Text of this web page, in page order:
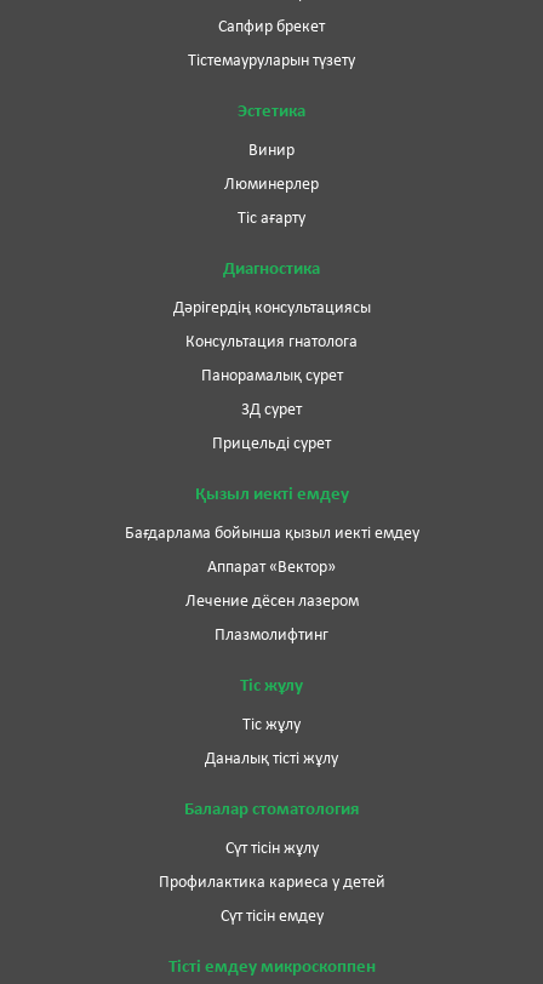
Сапфир брекет
Тістемауруларын түзету
Эстетика
Винир
Люминерлер
Тіс ағарту
Диагностика
Дәрігердің консультациясы
Консультация гнатолога
Панорамалық сурет
3Д сурет
Прицельді сурет
Қызыл иекті емдеу
Бағдарлама бойынша қызыл иекті емдеу
Аппарат «Вектор»
Лечение дёсен лазером
Плазмолифтинг
Тіс жұлу
Тіс жұлу
Даналық тісті жұлу
Балалар стоматология
Сүт тісін жұлу
Профилактика кариеса у детей
Сүт тісін емдеу
Тісті емдеу микроскоппен